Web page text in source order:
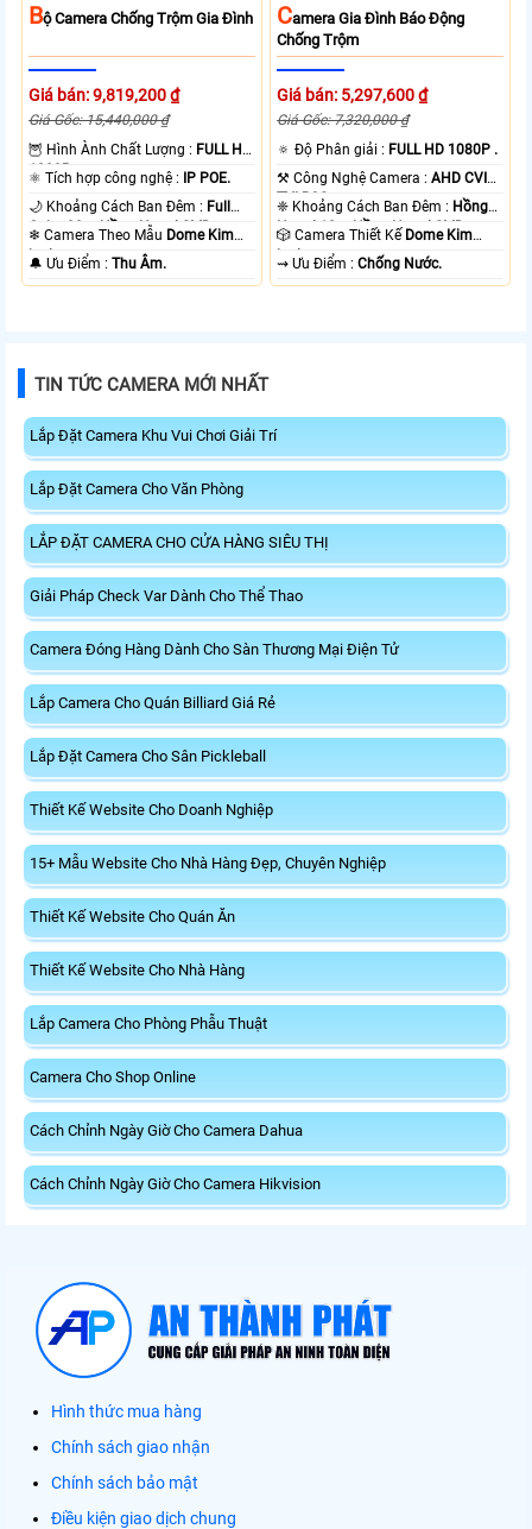
BỘ Camera Chống Trộm Gia Đình
Giá bán: 9,819,200 ₫
Giá Gốc: 15,440,000 ₫
🦉 Hình Ành Chất Lượng : FULL HD
1080P .
⚛️ Tích hợp công nghệ : IP POE.
🌙 Khoảng Cách Ban Đêm : Full
Color 20m Hồng Ngoại SMD.
❄ Camera Theo Mẫu Dome Kim
loại.
️🔔 Ưu Điểm :Thu Âm.
CAmera Gia Đình Báo Động
Chống Trộm
Giá bán: 5,297,600 ₫
Giá Gốc: 7,320,000 ₫
🔅 Độ Phân giải : FULL HD 1080P .
⚒ Công Nghệ Camera :AHD CVI
TVI BCS.
❈ Khoảng Cách Ban Đêm : Hồng
Ngoại 10m Hồng Ngoại SMD.
🎲 Camera Thiết Kế Dome Kim
loại.
️⇝ Ưu Điểm :Chống Nước.
TIN TỨC CAMERA MỚI NHẤT
Lắp Đặt Camera Khu Vui Chơi Giải Trí
Lắp Đặt Camera Cho Văn Phòng
LẮP ĐẶT CAMERA CHO CỬA HÀNG SIÊU THỊ
Giải Pháp Check Var Dành Cho Thể Thao
Camera Đóng Hàng Dành Cho Sàn Thương Mại Điện Tử
Lắp Camera Cho Quán Billiard Giá Rẻ
Lắp Đặt Camera Cho Sân Pickleball
Thiết Kế Website Cho Doanh Nghiệp
15+ Mẫu Website Cho Nhà Hàng Đẹp, Chuyên Nghiệp
Thiết Kế Website Cho Quán Ăn
Thiết Kế Website Cho Nhà Hàng
Lắp Camera Cho Phòng Phẫu Thuật
Camera Cho Shop Online
Cách Chỉnh Ngày Giờ Cho Camera Dahua
Cách Chỉnh Ngày Giờ Cho Camera Hikvision
Hình thức mua hàng
Chính sách giao nhận
Chính sách bảo mật
Điều kiện giao dịch chung